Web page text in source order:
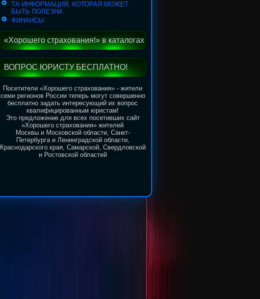
ТА ИНФОРМАЦИЯ, КОТОРАЯ МОЖЕТ
БЫТЬ ПОЛЕЗНА
ФИНАНСЫ
«Хорошего страхования!» в каталогах
ВОПРОС ЮРИСТУ БЕСПЛАТНО!
Посетители «Хорошего страхования» - жители
семи регионов России теперь могут совершенно
бесплатно задать интересующий их вопрос
квалифицированным юристам!
Это предложение для всех посетивших сайт
«Хорошего страхования» жителей
Москвы и Московской области, Санкт-
Петербурга и Ленинградской области,
Краснодарского края, Самарской, Свердловской
и Ростовской областей